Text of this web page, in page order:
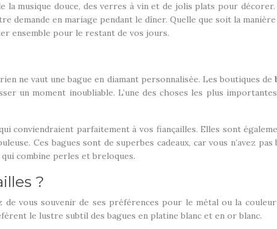
musique douce, des verres à vin et de jolis plats pour
demande en mariage pendant le dîner. Quelle que soit la
ensemble pour le restant de vos jours.
ne vaut une bague en diamant personnalisée. Les boutiques de
un moment inoubliable. L’une des choses les plus
conviendraient parfaitement à vos fiançailles. Elles sont
Ces bagues sont de superbes cadeaux, car vous n’avez
combine perles et breloques.
?
vous souvenir de ses préférences pour le métal ou la
le lustre subtil des bagues en platine blanc et en or blanc.